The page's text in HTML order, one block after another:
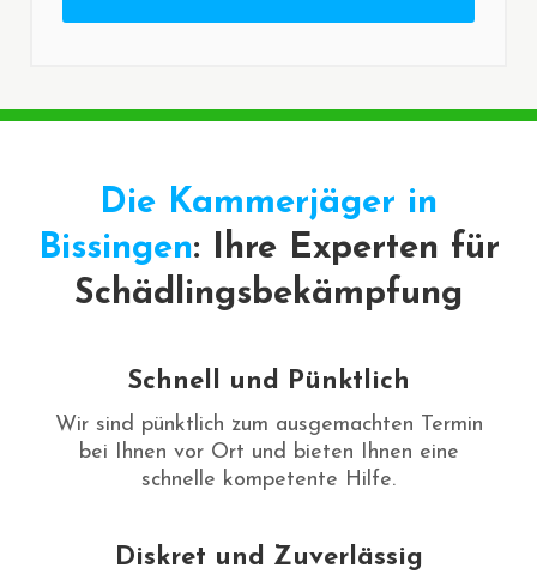
Die Kammerjäger in
Bissingen: Ihre Experten für
Schädlingsbekämpfung
Schnell und Pünktlich
Wir sind pünktlich zum ausgemachten Termin
bei Ihnen vor Ort und bieten Ihnen eine
schnelle kompetente Hilfe.
Diskret und Zuverlässig